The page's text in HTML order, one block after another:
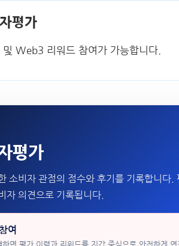
평가
Web3 리워드 참여가 가능합니다.
평가
소비자 관점의 점수와 후기를 기록합니다.
자 의견으로 기록됩니다.
여